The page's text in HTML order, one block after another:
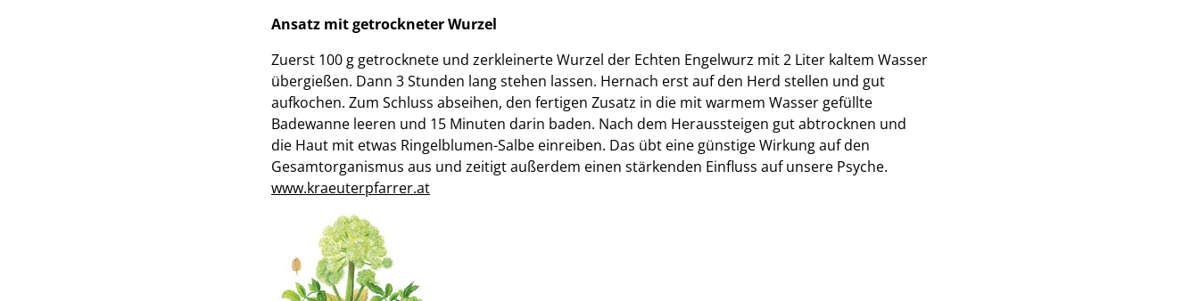
Ansatz mit getrockneter Wurzel
Zuerst 100 g getrocknete und zerkleinerte Wurzel der Echten Engelwurz mit 2 Liter kaltem Wasser
übergießen. Dann 3 Stunden lang stehen lassen. Hernach erst auf den Herd stellen und gut
aufkochen. Zum Schluss abseihen, den fertigen Zusatz in die mit warmem Wasser gefüllte
Badewanne leeren und 15 Minuten darin baden. Nach dem Heraussteigen gut abtrocknen und
die Haut mit etwas Ringelblumen-Salbe einreiben. Das übt eine günstige Wirkung auf den
Gesamtorganismus aus und zeitigt außerdem einen stärkenden Einfluss auf unsere Psyche.
www.kraeuterpfarrer.at